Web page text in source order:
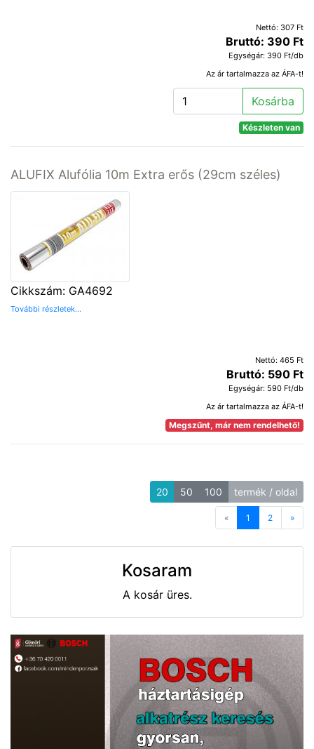
Nettó: 307 Ft
Bruttó: 390 Ft
Egységár: 390 Ft/db
Az ár tartalmazza az ÁFA-t!
Kosárba
Készleten van
ALUFIX Alufólia 10m Extra erős (29cm széles)
Cikkszám: GA4692
További részletek...
Nettó: 465 Ft
Bruttó: 590 Ft
Egységár: 590 Ft/db
Az ár tartalmazza az ÁFA-t!
Megszűnt, már nem rendelhető!
20 50 100 termék / oldal
« Previous
1 2 »
Kosaram
A kosár üres.